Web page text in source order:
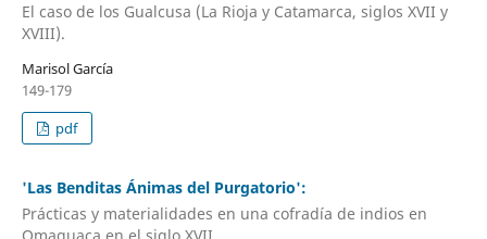
El caso de los Gualcusa (La Rioja y Catamarca, siglos XVII y
XVIII).
Marisol García
149-179
pdf
'Las Benditas Ánimas del Purgatorio':
Prácticas y materialidades en una cofradía de indios en